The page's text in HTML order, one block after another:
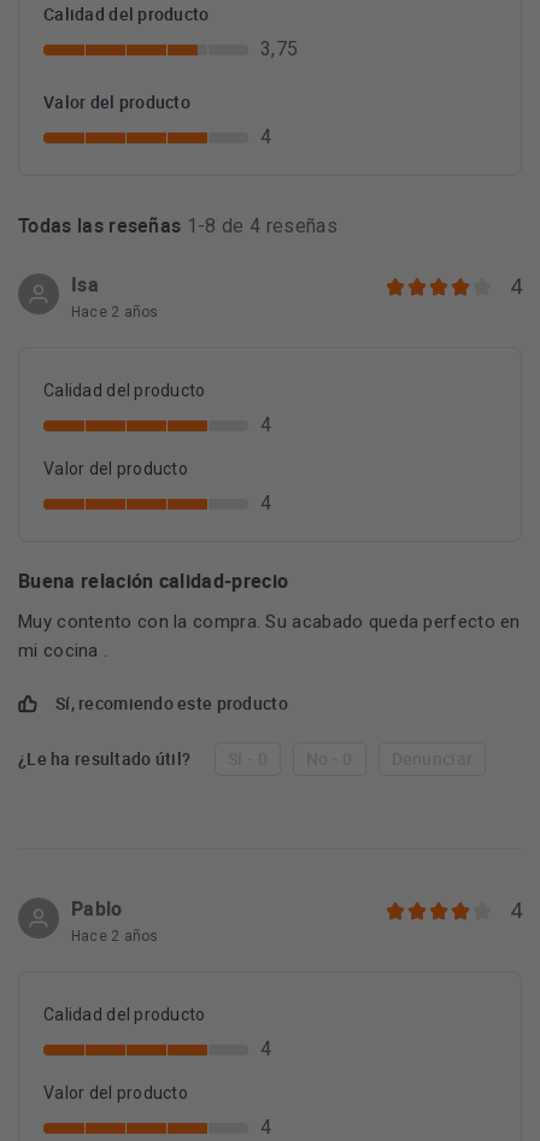
Calidad del producto
3,75
Valor del producto
4
Todas las reseñas 1-8 de 4 reseñas
Isa
Hace 2 años
4
Calidad del producto
4
Valor del producto
4
Buena relación calidad-precio
Muy contento con la compra. Su acabado queda perfecto en
mi cocina .
Sí, recomiendo este producto
¿Le ha resultado útil?
Pablo
Hace 2 años
4
Calidad del producto
4
Valor del producto
4